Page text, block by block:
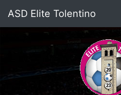
ASD Elite Tolentino